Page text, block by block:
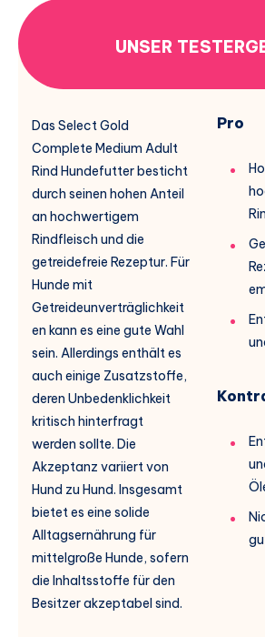
UNSER
Das Select Gold
Complete Medium Adult
Rind Hundefutter besticht
durch seinen hohen Anteil
an hochwertigem
Rindfleisch und die
getreidefreie Rezeptur. Für
Hunde mit
Getreideunverträglichkeit
en kann es eine gute Wahl
sein. Allerdings enthält es
auch einige Zusatzstoffe,
deren Unbedenklichkeit
kritisch hinterfragt
werden sollte. Die
Akzeptanz variiert von
Hund zu Hund. Insgesamt
bietet es eine solide
Alltagsernährung für
mittelgroße Hunde, sofern
die Inhaltsstoffe für den
Besitzer akzeptabel sind.
Pro